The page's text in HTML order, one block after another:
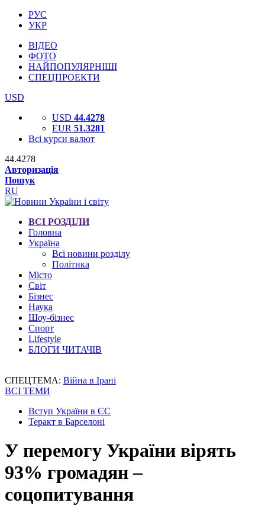
РУС
УКР
ВІДЕО
ФОТО
НАЙПОПУЛЯРНІШІ
СПЕЦПРОЕКТИ
USD
USD 44.4278
EUR 51.3281
Всі курси валют
44.4278
Авторизація
Пошук
RU
ВСІ РОЗДІЛИ
Головна
Україна
Всі новини розділу
Політика
Місто
Світ
Бізнес
Наука
Шоу-бізнес
Спорт
Lifestyle
БЛОГИ ЧИТАЧІВ
СПЕЦТЕМА: Війна в Ірані
ВСІ ТЕМИ
Вступ України в ЄС
Теракт в Барселоні
У перемогу України вірять
93% громадян –
соцопитування